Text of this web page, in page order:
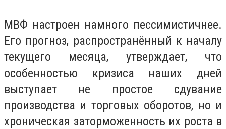
МВФ настроен намного пессимистичнее.
Его прогноз, распространённый к началу
текущего месяца, утверждает, что
особенностью кризиса наших дней
выступает не простое сдувание
производства и торговых оборотов, но и
хроническая заторможенность их роста в